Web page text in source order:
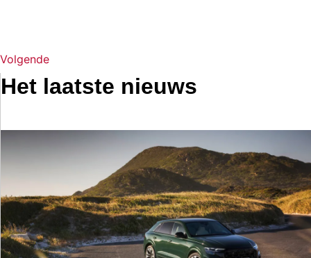
Volgende
Het laatste nieuws